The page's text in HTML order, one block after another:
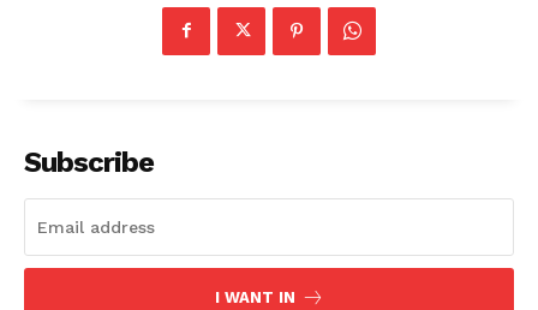
Company
Про нас
Політика конфіденційності
Subscribe
I WANT IN